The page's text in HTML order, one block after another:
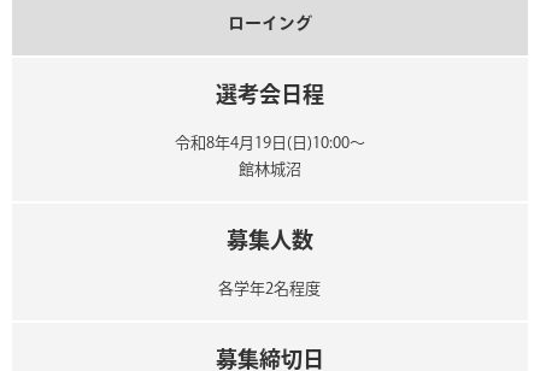
ローイング
選考会日程
令和8年4月19日(日)10:00～
館林城沼
募集人数
各学年2名程度
募集締切日